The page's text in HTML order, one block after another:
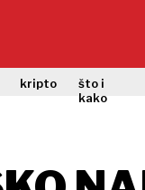
kripto
što i
kako